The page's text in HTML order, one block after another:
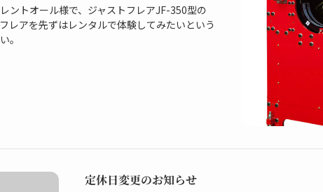
ントオール様で、ジャストフレアJF-350型の
レアを先ずはレンタルで体験してみたいという
。
定休日変更のお知らせ